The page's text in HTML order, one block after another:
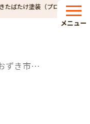
たばたけ塗装（プロタイム
メニュー
四万六千日～ほおずき市 ＠浅草寺